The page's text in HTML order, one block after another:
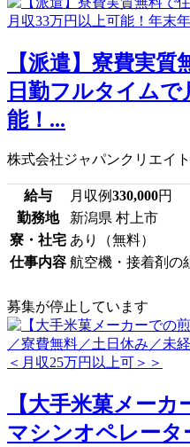
【派遣】寮費実
日勤フルタイムで
能！...
株式会社ジャパンクリエイト
給与 月収例330,000円
勤務地
新潟県 村上市
寮・社宅 あり（無料）
仕事内容 航空機・接着剤の
募集が停止しています
【大手米菓メーカ
マシンオペレータ